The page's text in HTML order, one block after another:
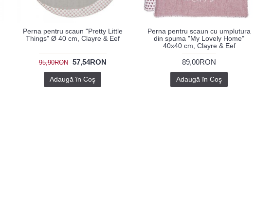
Perna pentru scaun "Pretty Little
Things" Ø 40 cm, Clayre & Eef
95,90RON 57,54RON
Adaugă în Coş
Perna pentru scaun cu umplutura
din spuma "My Lovely Home"
40x40 cm, Clayre & Eef
89,00RON
Adaugă în Coş